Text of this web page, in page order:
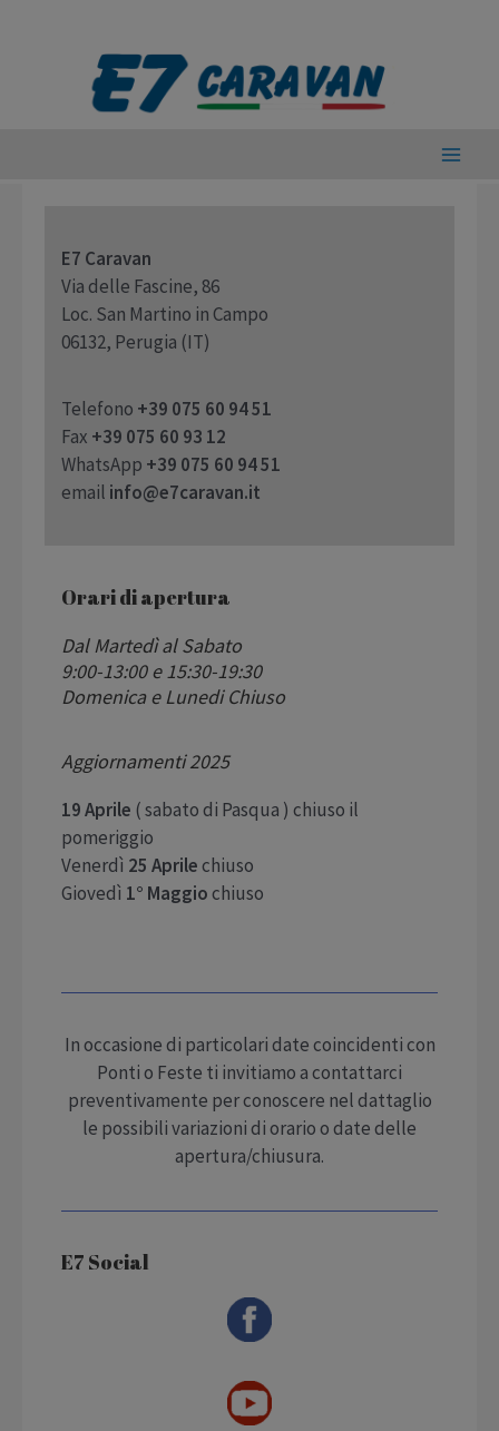
E7 Caravan
Via delle Fascine, 86
Loc. San Martino in Campo
06132, Perugia (IT)
Telefono +39 075 60 94 51
Fax +39 075 60 93 12
WhatsApp +39 075 60 94 51
email info@e7caravan.it
Orari di apertura
Dal Martedì al Sabato
9:00-13:00 e 15:30-19:30
Domenica e Lunedi Chiuso
Aggiornamenti 2025
19 Aprile ( sabato di Pasqua ) chiuso il
pomeriggio
Venerdì 25 Aprilechiuso
Giovedì 1° Maggiochiuso
In occasione di particolari date coincidenti con
Ponti o Feste ti invitiamo a contattarci
preventivamente per conoscere nel dattaglio
le possibili variazioni di orario o date delle
apertura/chiusura.
E7 Social